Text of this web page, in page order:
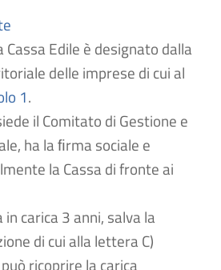
Edile è designato dalla
delle imprese di cui al
1.
il Comitato di Gestione e
ha la ﬁrma sociale e
la Cassa di fronte ai
carica 3 anni, salva la
di cui alla lettera C)
ricoprire la carica